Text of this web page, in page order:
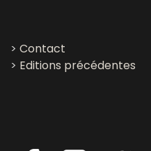
> Contact
> Editions précédentes